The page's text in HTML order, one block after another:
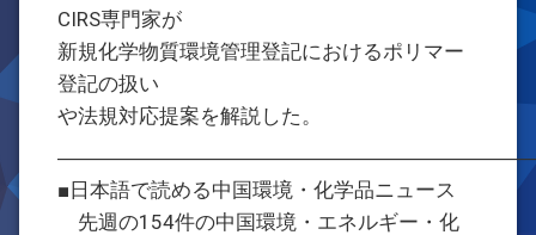
CIRS専門家が
新規化学物質環境管理登記におけるポリマー
登記の扱い
や法規対応提案を解説した。
■日本語で読める中国環境・化学品ニュース
先週の154件の中国環境・エネルギー・化